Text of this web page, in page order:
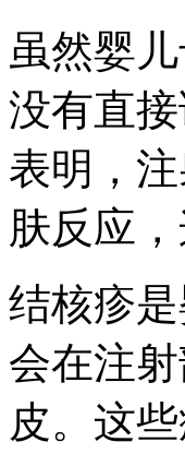
虽然婴
没有直
表明，
肤反应
结核疹
会在注
皮。这